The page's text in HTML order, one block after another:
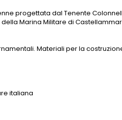
progettata dal Tenente
Marina Militare di
Materiali per la
italiana